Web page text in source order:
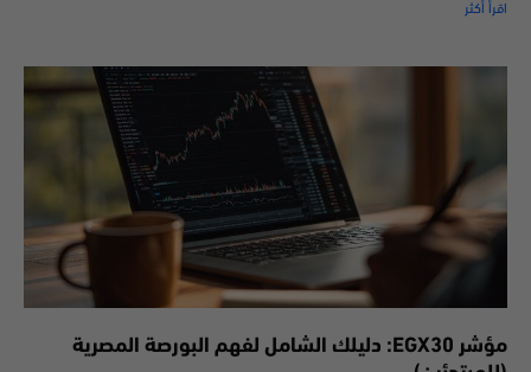
اقرأ أكثر
مؤشر EGX30: دليلك الشامل لفهم البورصة المصرية